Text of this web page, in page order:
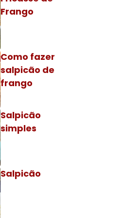
Frango
Como fazer
salpicão de
frango
Salpicão
simples
Salpicão